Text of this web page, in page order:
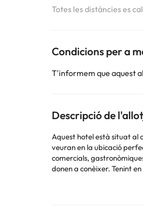
Totes les distàncies es
Condicions per a
T'informem que aquest
Descripció de
Aquest hotel està situat al
veuran en la ubicació
comercials,
donen a conèixer. Tenint
d'alt nivell i excel·lència.